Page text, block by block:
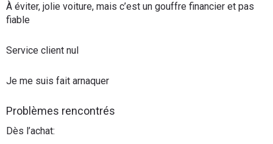
À éviter, jolie voiture, mais c’est un gouffre financier et pas
fiable
Service client nul
Je me suis fait arnaquer
Problèmes rencontrés
Dès l’achat: